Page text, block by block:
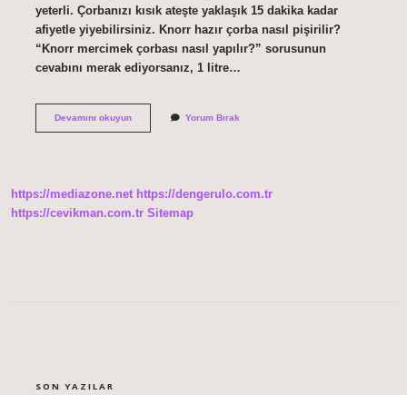
yeterli. Çorbanızı kısık ateşte yaklaşık 15 dakika kadar
afiyetle yiyebilirsiniz. Knorr hazır çorba nasıl pişirilir?
“Knorr mercimek çorbası nasıl yapılır?” sorusunun
cevabını merak ediyorsanız, 1 litre…
Devamını okuyunHazır
Yorum Bırak
https://mediazone.net https://dengerulo.com.tr
https://cevikman.com.tr Sitemap
SON YAZILAR